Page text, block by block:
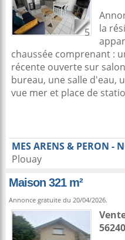
5
la
chaussée comprenant :
récente ouverte sur
bureau, une salle d'eau,
vue mer et place de
MES ARENS & PERON -
Plouay
Maison 321 m²
Annonce gratuite du 20/04/2026.